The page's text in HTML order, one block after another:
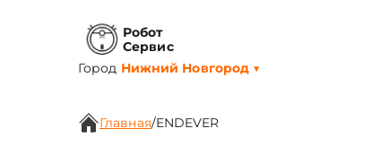
Робот
Сервис
Город Нижний Новгород ▼
Главная/ENDEVER